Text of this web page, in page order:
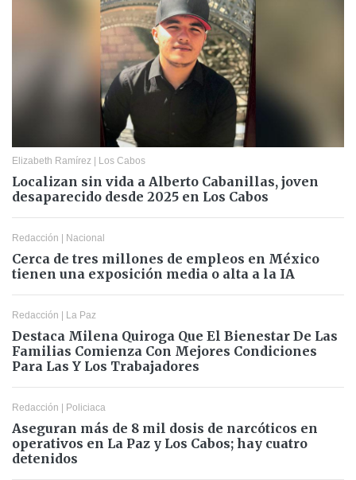
Elizabeth Ramírez | Los Cabos
Localizan sin vida a Alberto Cabanillas, joven
desaparecido desde 2025 en Los Cabos
Redacción | Nacional
Cerca de tres millones de empleos en México
tienen una exposición media o alta a la IA
Redacción | La Paz
Destaca Milena Quiroga Que El Bienestar De Las
Familias Comienza Con Mejores Condiciones
Para Las Y Los Trabajadores
Redacción | Policiaca
Aseguran más de 8 mil dosis de narcóticos en
operativos en La Paz y Los Cabos; hay cuatro
detenidos